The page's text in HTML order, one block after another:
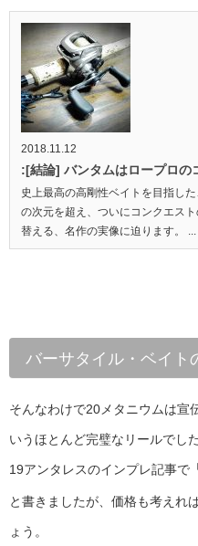
2018.11.12
:[結論] バンタムはロープロの
史上最高の高剛性ベイトを目指し
の次元を超え、ついにコンクエス
替える、名作の実像に迫ります。 ...
バーサタイル・ベイト
そんなわけで20メタニウムは宣
いうほとんど完璧なリールでした
19アンタレスのインプレ記事で
と書きましたが、価格も考えれ
ょう。